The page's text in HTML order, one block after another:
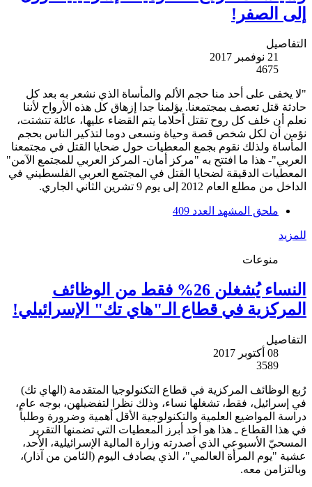
إلى الصفر!
التفاصيل
21 نوفمبر 2017
4675
"لا يخفى على أحد منا حجم الألم والمأساة الذي نشعر به بعد كل
حادثة قتل تعصف بمجتمعنا. يؤلمنا جدا إزهاق كل هذه الأرواح لأننا
نعلم أن خلف كل روح تقتل أحلاما يتم القضاء عليها، عائلة تتشتت،
نؤمن أن لكل شخص قصة وحياة ونسعى دوما لتذكير الناس بحجم
المأساة ولذلك نقوم بجمع المعطيات حول ضحايا القتل في مجتمعنا
العربي"- هذا ما افتتح به "مركز أمان- المركز العربي للمجتمع الآمن"
المعطيات الدقيقة لضحايا القتل في المجتمع العربي الفلسطيني في
الداخل من مطلع العام 2012 إلى يوم 9 تشرين الثاني الجاري.
ملحق المشهد العدد 409
للمزيد
منوعات
النساء يُشغلن 26% فقط من الوظائف
المركزية في قطاع الـ"هاي تك" الإسرائيلي!
التفاصيل
08 أكتوبر 2017
3589
رُبع الوظائف المركزية في قطاع التكنولوجيا المتقدمة (الهاي تك)
في إسرائيل، فقط، تشغلها نساء، وذلك نظرا لتفضيلهن، بوجه عام،
دراسة المواضيع العلمية والتكنولوجية الأقل أهمية وضرورة وطلباً
في هذا القطاع ـ هذا هو أحد أبرز المعطيات التي تضمنها التقرير
المسحيّ الأسبوعي الذي أصدرته وزارة المالية الإسرائيلية، الأحد،
عشية "يوم المرأة العالمي"، الذي يصادف اليوم (الثامن من آذار)،
وبالتزامن معه.